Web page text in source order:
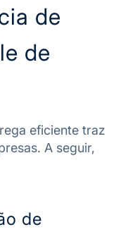
de
de
eficiente traz
A seguir,
de